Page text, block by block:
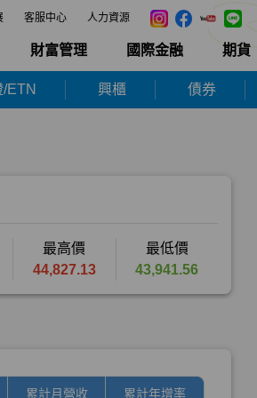
客服中心 人力資源
財富管理 國際金融 期貨
ETN 興櫃 債券